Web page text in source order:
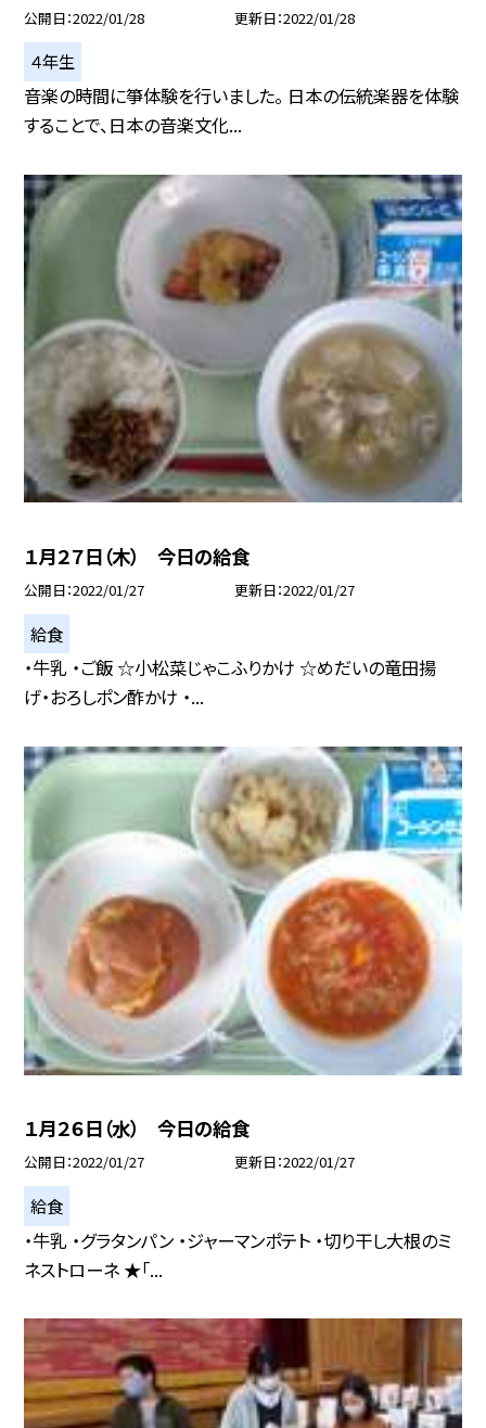
公開日 2022/01/28 更新日 2022/01/28
４年生
音楽の時間に箏体験を行いました。 日本の伝統楽器を体験
することで、日本の音楽文化...
１月２７日（木） 今日の給食
公開日 2022/01/27 更新日 2022/01/27
給食
・牛乳 ・ご飯 ☆小松菜じゃこふりかけ ☆めだいの竜田揚
げ・おろしポン酢かけ ・...
１月２６日（水） 今日の給食
公開日 2022/01/27 更新日 2022/01/27
給食
・牛乳 ・グラタンパン ・ジャーマンポテト ・切り干し大根のミ
ネストローネ ★「...